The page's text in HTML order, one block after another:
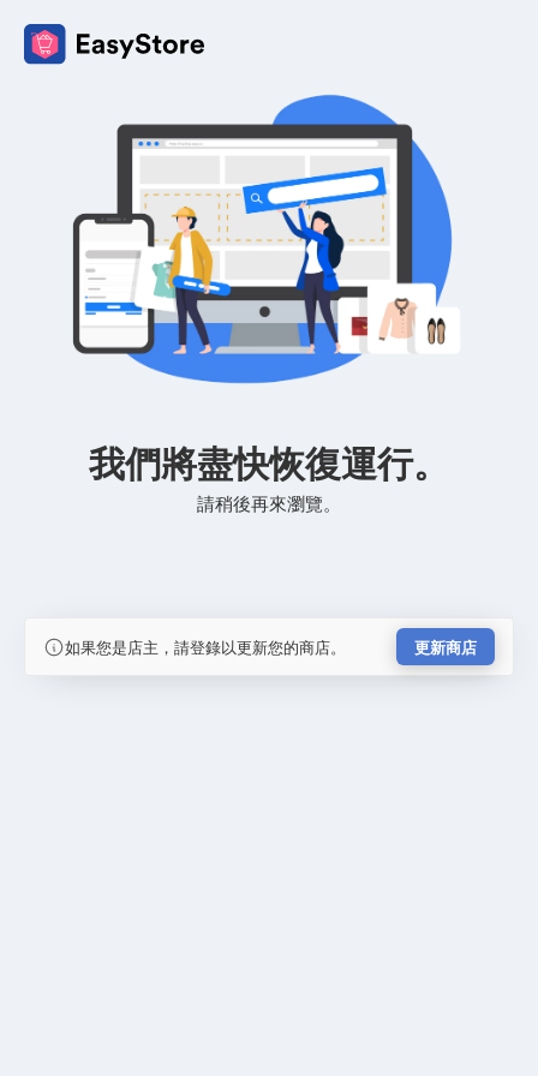
我們將盡快恢復運行。
請稍後再來瀏覽。
如果您是店主，請登錄以更新您的商店。 更新商店